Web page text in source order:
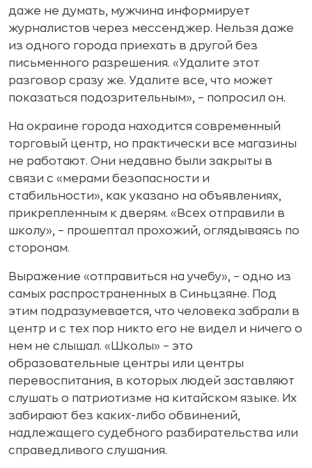
даже не думать, мужчина информирует
журналистов через мессенджер. Нельзя даже
из одного города приехать в другой без
письменного разрешения. «Удалите этот
разговор сразу же. Удалите все, что может
показаться подозрительным», – попросил он.
На окраине города находится современный
торговый центр, но практически все магазины
не работают. Они недавно были закрыты в
связи с «мерами безопасности и
стабильности», как указано на объявлениях,
прикрепленным к дверям. «Всех отправили в
школу», – прошептал прохожий, оглядываясь по
сторонам.
Выражение «отправиться на учебу», – одно из
самых распространенных в Синьцзяне. Под
этим подразумевается, что человека забрали в
центр и с тех пор никто его не видел и ничего о
нем не слышал. «Школы» – это
образовательные центры или центры
перевоспитания, в которых людей заставляют
слушать о патриотизме на китайском языке. Их
забирают без каких-либо обвинений,
надлежащего судебного разбирательства или
справедливого слушания.